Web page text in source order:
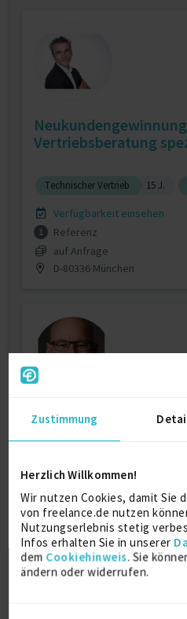
Zustimmung
Herzlich Willkommen!
Wir nutzen Cookies, damit Sie
von freelance.de nutzen
Nutzungserlebnis stetig
Infos erhalten Sie in unserer
dem Cookiehinweis. Sie
ändern oder widerrufen.
Vertriebsberatung
Technischer Vertrieb 15 J.
Verfügbarkeit einsehen
1
Referenz
auf Anfrage
D-80336 München
B2B Inbound /
(digital und k...
Kommunikation (allg.)
Business to Business
8 J.
Verfügbarkeit einsehen
Referenzen
auf Anfrage